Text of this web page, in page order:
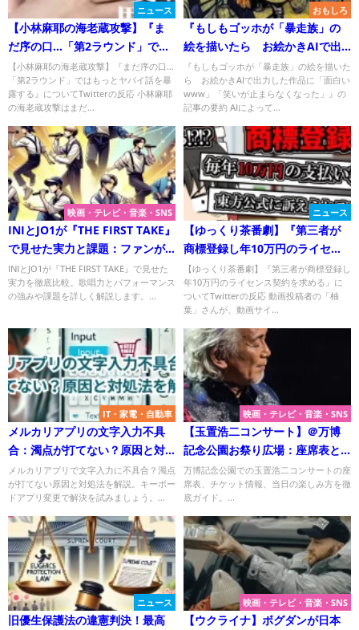
ニュース
【小林麻耶の海老蔵攻撃】『ま
だ序の口…「第2ラウンド」では
もっとヤバイ話を暴露する』に
ついて
【小林麻耶の海老蔵攻撃】『まだ序の口…
「第2ラウンド」ではもっとヤバイ話を暴
露する』についてTwitterの反応 小林麻耶
の海老蔵攻撃はまだ...
おもしろ
『もしもゴッホが「暴走族」の
絵を描いたら お絵かきAIで出
力した作品に「面白いwww」
「笑いが止まらなくなった」』
についてTwitterの反応
『もしもゴッホが「暴走族」の絵を描いた
ら お絵かきAIで出力した作品に「面白い
www」「笑いが止まらなくなった」』の
記事の要約 AIによって...
映画・テレビ・音楽・SNS
INIとJO1が『THE FIRST TAKE』
で見せた実力と課題：ファンが
見逃せないポイントとは？
INIとJO1が『THE FIRST TAKE』で見せた
実力を徹底比較。歌唱力とパフォーマンス
の強みや課題を詳しく解説します。...
ニュース
【ゆっくり茶番劇】『第三者が
商標登録し年10万円のライセン
ス契約を求める』について
【ゆっくり茶番劇】『第三者が商標登録し
年10万円のライセンス契約を求める』に
ついてTwitterの反応 動画投稿者の「柚
葉」さんが、動画サイ...
IT・家電・自動車
メルカリアプリの文字入力不具
合：濁点が打てない？原因と対
処法を解説！
メルカリアプリで文字入力に不具合？濁点
が打てない原因と対処法を解説。キーボー
ドアプリ変更で解決を試みましょう。...
映画・テレビ・音楽・SNS
【玉置浩二コンサート】＠万博
記念公園お祭り広場：座席表と
セトリ完全ガイド！
万博記念公園での玉置浩二コンサートの座
席表、チケット情報、当日の楽しみ方を徹
底ガイド。...
ニュース
旧優生保護法の違憲判決！最高
映画・テレビ・音楽・SNS
【ウクライナ】ボグダンが日本